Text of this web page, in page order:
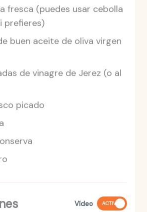
fresca (puedes usar cebolla
prefieres)
buen aceite de oliva virgen
de vinagre de Jerez (o al
picado
Vídeo ACTIVO